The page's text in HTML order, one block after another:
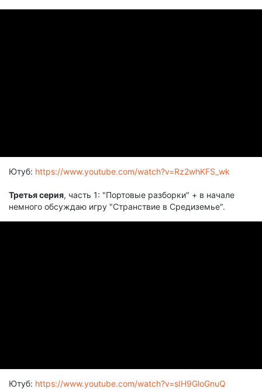
Ютуб: https://www.youtube.com/watch?v=Rz2whKFS_wk
Третья серия, часть 1: "Портовые разборки" + в начале
немного обсуждаю игру "Странствие в Средиземье".
Ютуб: https://www.youtube.com/watch?v=sIH9GloGnuQ